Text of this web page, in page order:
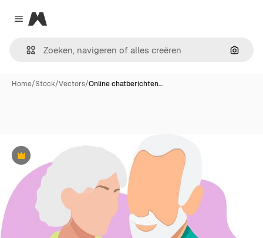
Close menu
Magnific
Home/Stock/Vectors/Online chatberichten…
Premium